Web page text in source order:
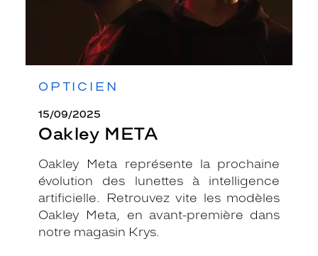
OPTICIEN
15/09/2025
Oakley META
Oakley Meta représente la prochaine
évolution des lunettes à intelligence
artificielle. Retrouvez vite les modèles
Oakley Meta, en avant-première dans
notre magasin Krys.